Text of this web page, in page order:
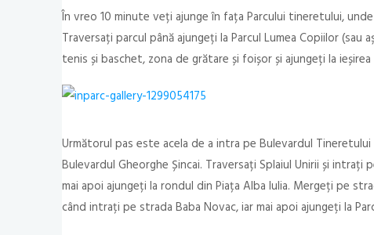
În vreo 10 minute veți ajunge în fața Parcului tineretului,
Traversați parcul până ajungeți la Parcul Lumea Copiilor
tenis și baschet, zona de grătare și foișor și ajungeți la
Următorul pas este acela de a intra pe Bulevardul
Bulevardul Gheorghe Șincai. Traversați Splaiul Unirii și
mai apoi ajungeți la rondul din Piața Alba Iulia. Mergeți pe
când intrați pe strada Baba Novac, iar mai apoi ajungeți la